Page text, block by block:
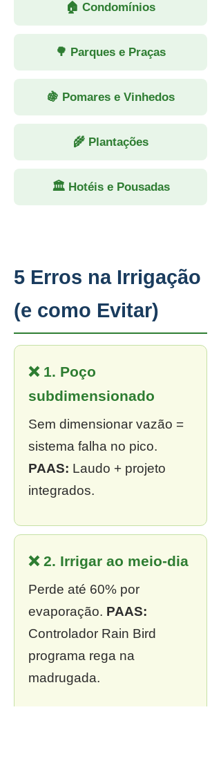
🏠 Condomínios
🌳 Parques e Praças
🍇 Pomares e Vinhedos
🌾 Plantações
🏛 Hotéis e Pousadas
5 Erros na Irrigação
(e como Evitar)
❌ 1. Poço
subdimensionado
Sem dimensionar vazão =
sistema falha no pico.
PAAS: Laudo + projeto
integrados.
❌ 2. Irrigar ao meio-dia
Perde até 60% por
evaporação. PAAS:
Controlador Rain Bird
programa rega na
madrugada.